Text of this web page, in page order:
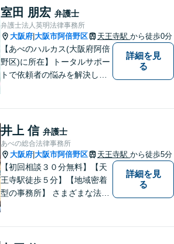
ラブルに直面した際には、一
人で悩まずに相談してくださ
い。
室田 朋宏 弁護士
弁護士法人英明法律事務所
大阪府 大阪市阿倍野区 天王寺駅 から徒歩0分
【あべのハルカス(大阪府阿倍
野区)に所在】トータルサポー
トで依頼者の悩みを解決しま
詳細を見
る
井上 信 弁護士
あべの総合法律事務所
大阪府 大阪市阿倍野区 天王寺駅 から徒歩5分
【初回相談３０分無料】【天
王寺駅徒歩５分】【地域密着
型の事務所】 さまざまな法律
詳細を見
る